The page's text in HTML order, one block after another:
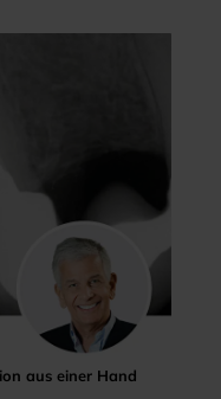
aus einer Hand